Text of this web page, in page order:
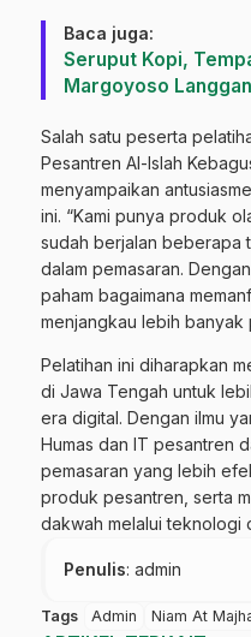
Baca juga:
Seruput Kopi,
Margoyoso
Salah satu peserta
Pesantren Al-Islah
menyampaikan
ini. “Kami punya produk
sudah berjalan beberapa
dalam pemasaran.
paham bagaimana
menjangkau lebih banyak
Pelatihan ini diharapkan
di Jawa Tengah untuk
era digital. Dengan ilmu
Humas dan IT pesantren
pemasaran yang lebih
produk pesantren, serta
dakwah melalui teknologi
Penulis: admin
Tags Admin Niam At